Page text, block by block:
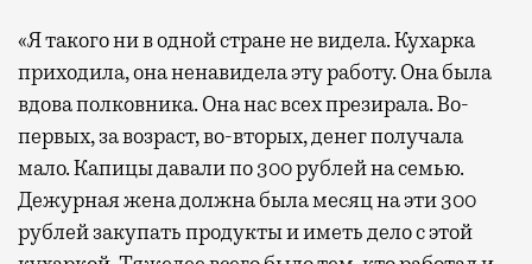
«Я такого ни в одной стране не видела. Кухарка
приходила, она ненавидела эту работу. Она была
вдова полковника. Она нас всех презирала. Во-
первых, за возраст, во-вторых, денег получала
мало. Капицы давали по 300 рублей на семью.
Дежурная жена должна была месяц на эти 300
рублей закупать продукты и иметь дело с этой